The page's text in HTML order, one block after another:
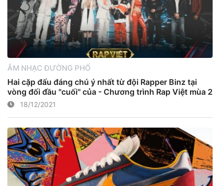
ÂM NHẠC ĐƯỜNG PHỐ
Hai cặp đấu đáng chú ý nhất từ đội Rapper Binz tại
vòng đối đầu "cuối" của - Chương trình Rap Việt mùa 2
18/12/2021